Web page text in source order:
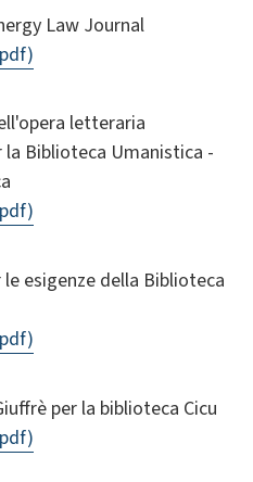
Law Journal
letteraria
Biblioteca Umanistica -
esigenze della Biblioteca
per la biblioteca Cicu